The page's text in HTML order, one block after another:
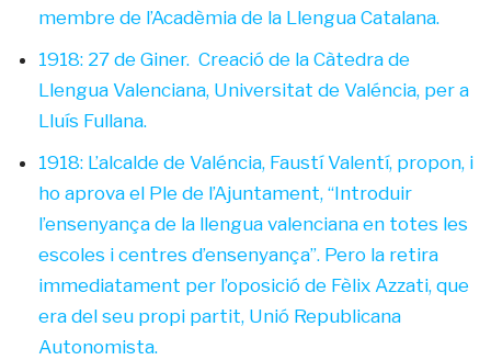
membre de l’Acadèmia de la Llengua Catalana.
1918: 27 de Giner. Creació de la Càtedra de
Llengua Valenciana, Universitat de Valéncia, per a
Lluís Fullana.
1918: L’alcalde de Valéncia, Faustí Valentí, propon, i
ho aprova el Ple de l’Ajuntament, “Introduir
l’ensenyança de la llengua valenciana en totes les
escoles i centres d’ensenyança”. Pero la retira
immediatament per l’oposició de Fèlix Azzati, que
era del seu propi partit, Unió Republicana
Autonomista.